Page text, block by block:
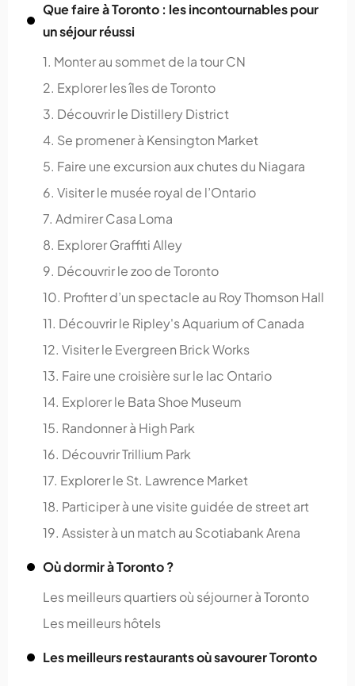
Que faire à Toronto : les incontournables pour
un séjour réussi
1. Monter au sommet de la tour CN
2. Explorer les îles de Toronto
3. Découvrir le Distillery District
4. Se promener à Kensington Market
5. Faire une excursion aux chutes du Niagara
6. Visiter le musée royal de l’Ontario
7. Admirer Casa Loma
8. Explorer Graffiti Alley
9. Découvrir le zoo de Toronto
10. Profiter d’un spectacle au Roy Thomson Hall
11. Découvrir le Ripley's Aquarium of Canada
12. Visiter le Evergreen Brick Works
13. Faire une croisière sur le lac Ontario
14. Explorer le Bata Shoe Museum
15. Randonner à High Park
16. Découvrir Trillium Park
17. Explorer le St. Lawrence Market
18. Participer à une visite guidée de street art
19. Assister à un match au Scotiabank Arena
Où dormir à Toronto ?
Les meilleurs quartiers où séjourner à Toronto
Les meilleurs hôtels
Les meilleurs restaurants où savourer Toronto